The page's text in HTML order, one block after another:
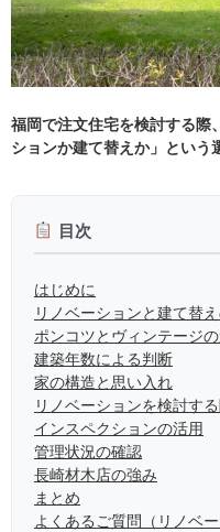
福岡で注文住宅を検討する際
ションか建て替えか」という
目次
はじめに
リノベーションと建て替
ポンコツとヴィンテージ
建築年数による判断
家の構造と思い入れ
リノベーションを検討す
インスペクションの活用
管理状況の確認
長崎材木店の強み
まとめ
よくあるご質問（リノベ